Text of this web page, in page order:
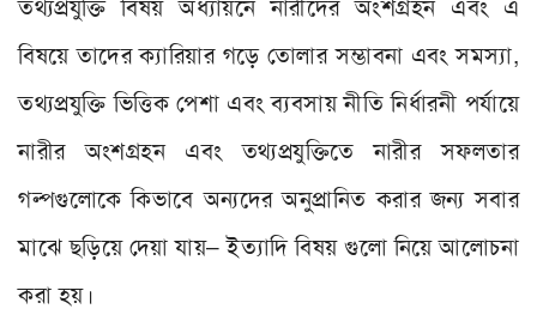
তথ্যপ্রযুক্তি বিষয় অধ্যায়নে নারীদের অংশগ্রহন এবং এ
বিষয়ে তাদের ক্যারিয়ার গড়ে তোলার সম্ভাবনা এবং সমস্যা,
তথ্যপ্রযুক্তি ভিত্তিক পেশা এবং ব্যবসায় নীতি নির্ধারনী পর্যায়ে
নারীর অংশগ্রহন এবং তথ্যপ্রযুক্তিতে নারীর সফলতার
গল্পগুলোকে কিভাবে অন্যদের অনুপ্রানিত করার জন্য সবার
মাঝে ছড়িয়ে দেয়া যায়–ইত্যাদি বিষয় গুলো নিয়ে আলোচনা
করা হয়।